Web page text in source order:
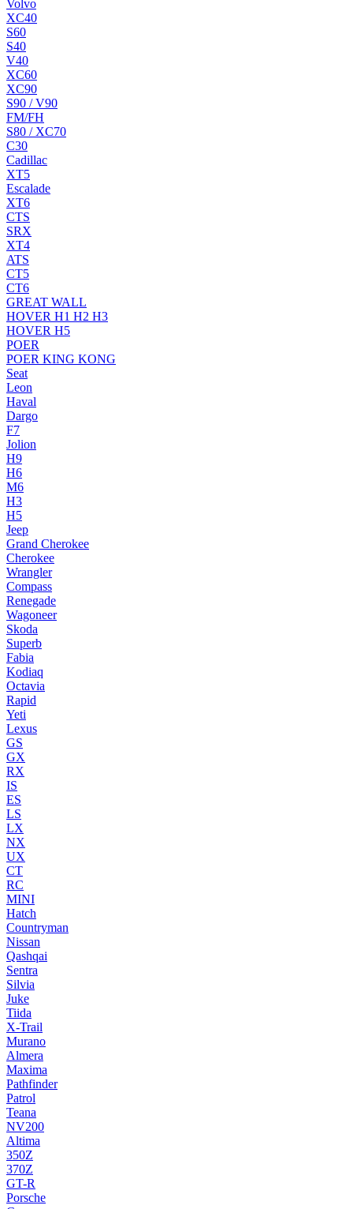
Volvo
XC40
S60
S40
V40
XC60
XC90
S90 / V90
FM/FH
S80 / XC70
C30
Cadillac
XT5
Escalade
XT6
CTS
SRX
XT4
ATS
CT5
CT6
GREAT WALL
HOVER H1 H2 H3
HOVER H5
POER
POER KING KONG
Seat
Leon
Haval
Dargo
F7
Jolion
H9
H6
M6
H3
H5
Jeep
Grand Cherokee
Cherokee
Wrangler
Compass
Renegade
Wagoneer
Skoda
Superb
Fabia
Kodiaq
Octavia
Rapid
Yeti
Lexus
GS
GX
RX
IS
ES
LS
LX
NX
UX
CT
RC
MINI
Hatch
Countryman
Nissan
Qashqai
Sentra
Silvia
Juke
Tiida
X-Trail
Murano
Almera
Maxima
Pathfinder
Patrol
Teana
NV200
Altima
350Z
370Z
GT-R
Porsche